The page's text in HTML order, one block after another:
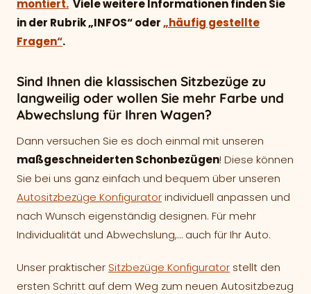
montiert. Viele weitere Informationen finden Sie
in der Rubrik „INFOS“ oder„häufig gestellte
Fragen“.
Sind Ihnen die klassischen Sitzbezüge zu
langweilig oder wollen Sie mehr Farbe und
Abwechslung für Ihren Wagen?
Dann versuchen Sie es doch einmal mit unseren
maßgeschneiderten Schonbezügen! Diese können
Sie bei uns ganz einfach und bequem über unseren
Autositzbezüge Konfiguratorindividuell anpassen und
nach Wunsch eigenständig designen. Für mehr
Individualität und Abwechslung,… auch für Ihr Auto.
Unser praktischer Sitzbezüge Konfigurator stellt den
ersten Schritt auf dem Weg zum neuen Autositzbezug